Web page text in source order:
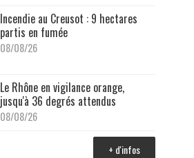
Incendie au Creusot : 9 hectares
partis en fumée
08/08/26
Le Rhône en vigilance orange,
jusqu'à 36 degrés attendus
08/08/26
+ d'infos